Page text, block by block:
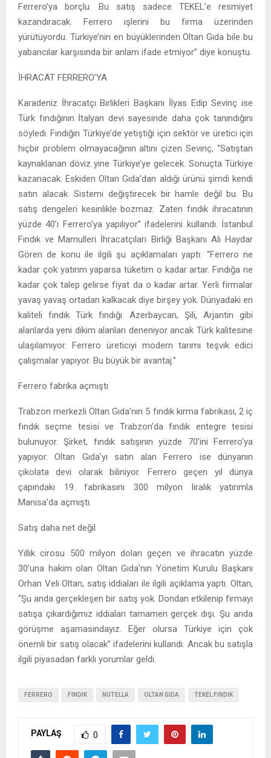
Ferrero’ya borçlu. Bu satış sadece TEKEL’e resmiyet
kazandıracak. Ferrero işlerini bu firma üzerinden
yürütüyordu. Türkiye’nin en büyüklerinden Oltan Gıda bile bu
yabancılar karşısında bir anlam ifade etmiyor” diye konuştu.
İHRACAT FERRERO’YA
Karadeniz İhracatçı Birlikleri Başkanı İlyas Edip Sevinç ise
Türk fındığının İtalyan devi sayesinde daha çok tanındığını
söyledi. Fındığın Türkiye’de yetiştiği için sektör ve üretici için
hiçbir problem olmayacağının altını çizen Sevinç, “Satıştan
kaynaklanan döviz yine Türkiye’ye gelecek. Sonuçta Türkiye
kazanacak. Eskiden Oltan Gıda’dan aldığı ürünü şimdi kendi
satın alacak. Sistemi değiştirecek bir hamle değil bu. Bu
satış dengeleri kesinlikle bozmaz. Zaten fındık ihracatının
yüzde 40’ı Ferrero’ya yapılıyor” ifadelerini kullandı. İstanbul
Fındık ve Mamulleri İhracatçıları Birliği Başkanı Ali Haydar
Gören de konu ile ilgili şu açıklamaları yaptı: “Ferrero ne
kadar çok yatırım yaparsa tüketim o kadar artar. Fındığa ne
kadar çok talep gelirse fiyat da o kadar artar. Yerli firmalar
yavaş yavaş ortadan kalkacak diye birşey yok. Dünyadaki en
kaliteli fındık Türk fındığı. Azerbaycan, Şili, Arjantin gibi
alanlarda yeni dikim alanları deneniyor ancak Türk kalitesine
ulaşılamıyor. Ferrero üreticiyi modern tarımı teşvik edici
çalışmalar yapıyor. Bu büyük bir avantaj.”
Ferrero fabrika açmıştı
Trabzon merkezli Oltan Gıda’nın 5 fındık kırma fabrikası, 2 iç
fındık seçme tesisi ve Trabzon’da fındık entegre tesisi
bulunuyor. Şirket, fındık satışının yüzde 70’ini Ferrero’ya
yapıyor. Oltan Gıda’yı satın alan Ferrero ise dünyanın
çikolata devi olarak biliniyor. Ferrero geçen yıl dünya
çapındaki 19. fabrikasını 300 milyon liralık yatırımla
Manisa’da açmıştı.
Satış daha net değil
Yıllık cirosu 500 milyon doları geçen ve ihracatın yüzde
30’una hakim olan Oltan Gıda’nın Yönetim Kurulu Başkanı
Orhan Veli Oltan, satış iddiaları ile ilgili açıklama yaptı. Oltan,
“Şu anda gerçekleşen bir satış yok. Dondan etkilenip firmayı
satışa çıkardığımız iddiaları tamamen gerçek dışı. Şu anda
görüşme aşamasındayız. Eğer olursa Türkiye için çok
önemli bir satış olacak” ifadelerini kullandı. Ancak bu satışla
ilgili piyasadan farklı yorumlar geldi.
FERRERO FINDIK NUTELLA OLTAN GIDA TEKEL FINDIK
PAYLAŞ 0